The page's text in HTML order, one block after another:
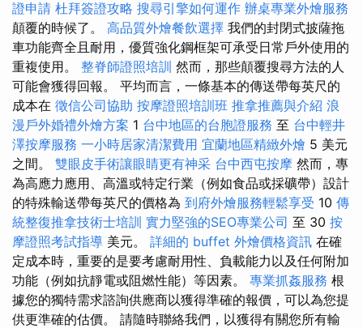
證申請 杜拜簽證攻略 搜尋引擎如何運作 辦桌專業外燴服務
顛覆的時候了。 高品質外燴餐飲選擇 我們的封閉式披薩拖
車功能齊全且耐用，優質強化鋼框架可承受日常戶外使用的
重複使用。 整脊師證照培訓 然而，那些顛覆搜尋方法的人
可能會獲得回報。 平均而言，一條基本的傳送帶每英尺的
成本在 徵信公司協助 按摩證照培訓班 推拿推薦與介紹 浪
漫戶外婚禮外燴方案 1 台中地區的台胞證服務 至 台中輕井
澤按摩服務 一小時居家清潔費用 宜蘭地區精緻外燴 5 美元
之間。 雙眼皮手術讓眼睛更有神采 台中西屯按摩 然而，專
為高應力應用、高溫或特定行業（例如食品或採礦帶）設計
的特殊輸送帶每英尺的價格為 到府外燴服務輕鬆享受 10 傳
統整復推拿技術士培訓 實力堅強的SEO專業公司 至 30 按
摩證照考試指導 美元。 詳細的 buffet 外燴價格資訊 在確
定成本時，重要的是要考慮耐用性、負載能力以及任何附加
功能（例如抗靜電或阻燃性能）等因素。 專業抓姦服務 根
據您的獨特需求諮詢供應商以獲得準確的報價，可以為您提
供更準確的估價。 請隨時聯絡我們，以獲得有關您所有輸